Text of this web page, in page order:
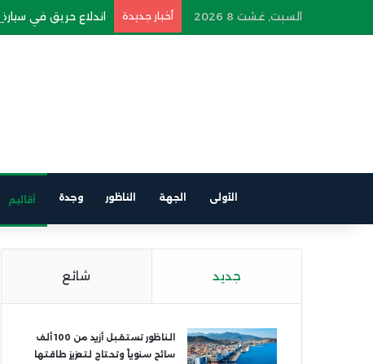
السبت, غشت 8 2026 أخبار جديدة اندلاع حريق في سيارة
الأولى الجهة الناظور وجدة أقاليم
جديد شائع
الناظور تستقبل أزيد من 100 ألف
سائح سنوياً وتحتاج لتعزيز طاقتها